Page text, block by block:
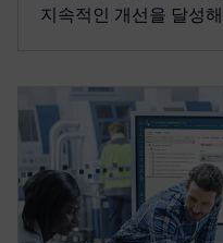
지속적인 개선을 달성